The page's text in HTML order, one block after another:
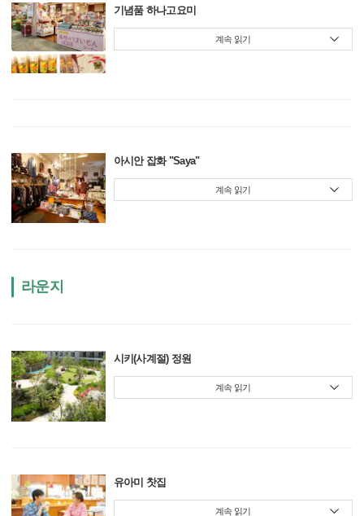
기념품 하나고요미
계속 읽기
아시안 잡화 "Saya"
계속 읽기
라운지
시키(사계절) 정원
계속 읽기
유아미 찻집
계속 읽기